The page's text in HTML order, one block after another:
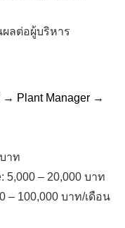
ลต่อผู้บริหาร
→ Plant Manager →
าท
5,000 – 20,000 บาท
– 100,000 บาท/เดือน